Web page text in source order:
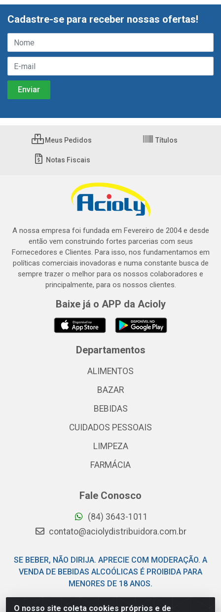
O nosso site coleta cookies próprios e de
Cadastre-se para receber nossas ofertas!
Meus Pedidos Títulos
Notas Fiscais
A nossa empresa foi fundada em Fevereiro de 2004 e desde
então vem construindo fortes parcerias com seus
Fornecedores e Clientes. Para isso, nos fundamentamos em
políticas comerciais inovadoras e numa constante busca de
sempre trazer o melhor para os nossos colaboradores e
principalmente, para os nossos clientes.
Baixe já o APP da Acioly
Departamentos
ALIMENTOS
BAZAR
BEBIDAS
CUIDADOS PESSOAIS
LIMPEZA
FARMÁCIA
Fale Conosco
(84) 3643-1011
contato@aciolydistribuidora.com.br
SE BEBER, NÃO DIRIJA. APRECIE COM MODERAÇÃO. A
VENDA DE BEBIDAS ALCOÓLICAS É PROIBIDA PARA
MENORES DE 18 ANOS.